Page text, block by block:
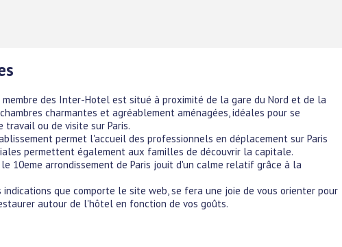
des Inter-Hotel est situé à proximité de la gare du Nord et de la
charmantes et agréablement aménagées, idéales pour se
travail ou de visite sur Paris.
permet l'accueil des professionnels en déplacement sur Paris
permettent également aux familles de découvrir la capitale.
10eme arrondissement de Paris jouit d'un calme relatif grâce à la
indications que comporte le site web, se fera une joie de vous orienter pour
autour de l'hôtel en fonction de vos goûts.